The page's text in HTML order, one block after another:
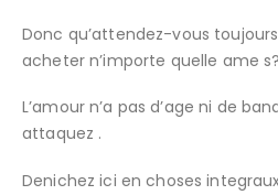
Donc qu’attendez-vous
acheter n’importe quelle ame
L’amour n’a pas d’age ni de
attaquez .
Denichez ici en choses